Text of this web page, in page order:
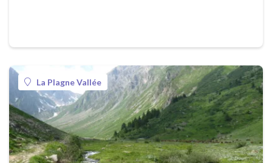
La Plagne Vallée